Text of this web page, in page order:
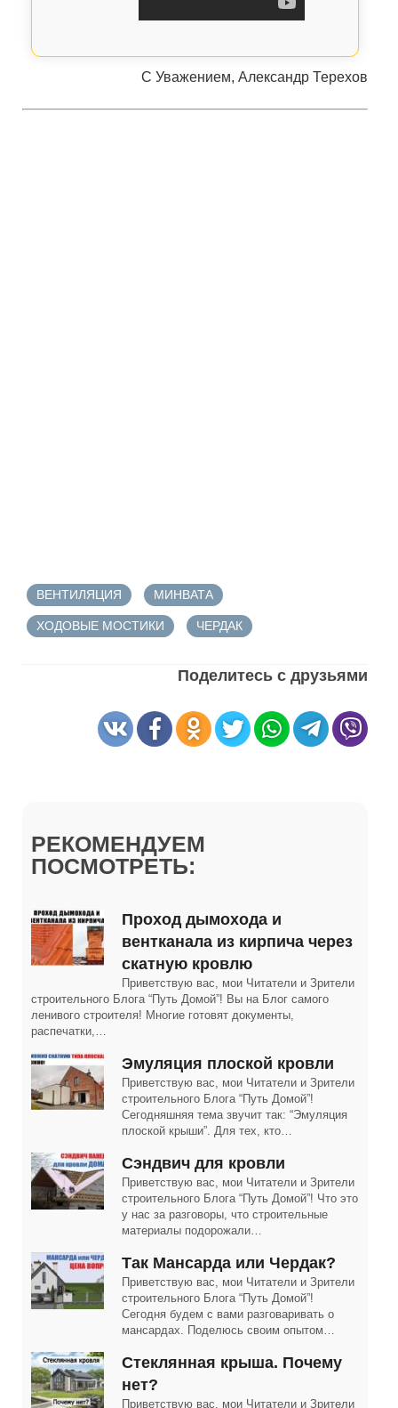
С Уважением, Александр Терехов
ВЕНТИЛЯЦИЯ МИНВАТА
ХОДОВЫЕ МОСТИКИ ЧЕРДАК
Поделитесь с друзьями
РЕКОМЕНДУЕМ
ПОСМОТРЕТЬ:
Проход дымохода и
вентканала из кирпича через
скатную кровлю
Приветствую вас, мои Читатели и Зрители
строительного Блога “Путь Домой”! Вы на Блог самого
ленивого строителя! Многие готовят документы,
распечатки,…
Эмуляция плоской кровли
Приветствую вас, мои Читатели и Зрители
строительного Блога “Путь Домой”!
Сегодняшняя тема звучит так: “Эмуляция
плоской крыши”. Для тех, кто…
Сэндвич для кровли
Приветствую вас, мои Читатели и Зрители
строительного Блога “Путь Домой”! Что это
у нас за разговоры, что строительные
материалы подорожали…
Так Мансарда или Чердак?
Приветствую вас, мои Читатели и Зрители
строительного Блога “Путь Домой”!
Сегодня будем с вами разговаривать о
мансардах. Поделюсь своим опытом…
Cтеклянная крыша. Почему
нет?
Приветствую вас, мои Читатели и Зрители